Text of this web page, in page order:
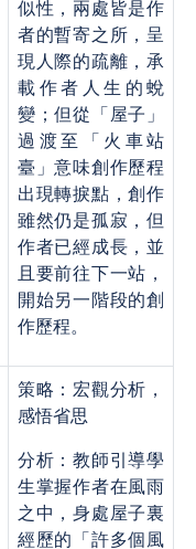
似性，兩處皆是作
者的暫寄之所，呈
現人際的疏離，承
載作者人生的蛻
變；但從「屋子」
過渡至「火車站
臺」意味創作歷程
出現轉捩點，創作
雖然仍是孤寂，但
作者已經成長，並
且要前往下一站，
開始另一階段的創
作歷程。
策略：宏觀分析，
感悟省思
分析：教師引導學
生掌握作者在風雨
之中，身處屋子裏
經歷的「許多個風